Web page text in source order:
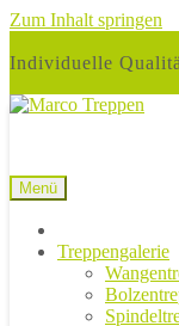
Zum Inhalt springen
Individuelle
Menü
Treppengalerie